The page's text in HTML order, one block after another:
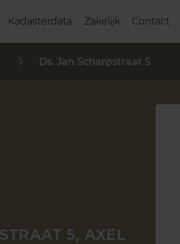
Kadasterdata Zakelijk Contact
Ds. Jan Scharpstraat 5
5, AXEL